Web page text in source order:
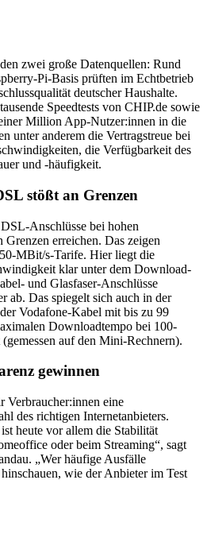
zwei große Datenquellen: Rund
Pi-Basis prüften im Echtbetrieb
deutscher Haushalte.
Speedtests von CHIP.de sowie
Million App-Nutzer:innen in die
unter anderem die Vertragstreue bei
die Verfügbarkeit des
und -häufigkeit.
stößt an Grenzen
Anschlüsse bei hohen
erreichen. Das zeigen
MBit/s-Tarife. Hier liegt die
klar unter dem Download-
und Glasfaser-Anschlüsse
ab. Das spiegelt sich auch in der
Vodafone-Kabel mit bis zu 99
Downloadtempo bei 100-
auf den Mini-Rechnern).
gewinnen
Verbraucher:innen eine
des richtigen Internetanbieters.
heute vor allem die Stabilität
oder beim Streaming“, sagt
„Wer häufige Ausfälle
wie der Anbieter im Test